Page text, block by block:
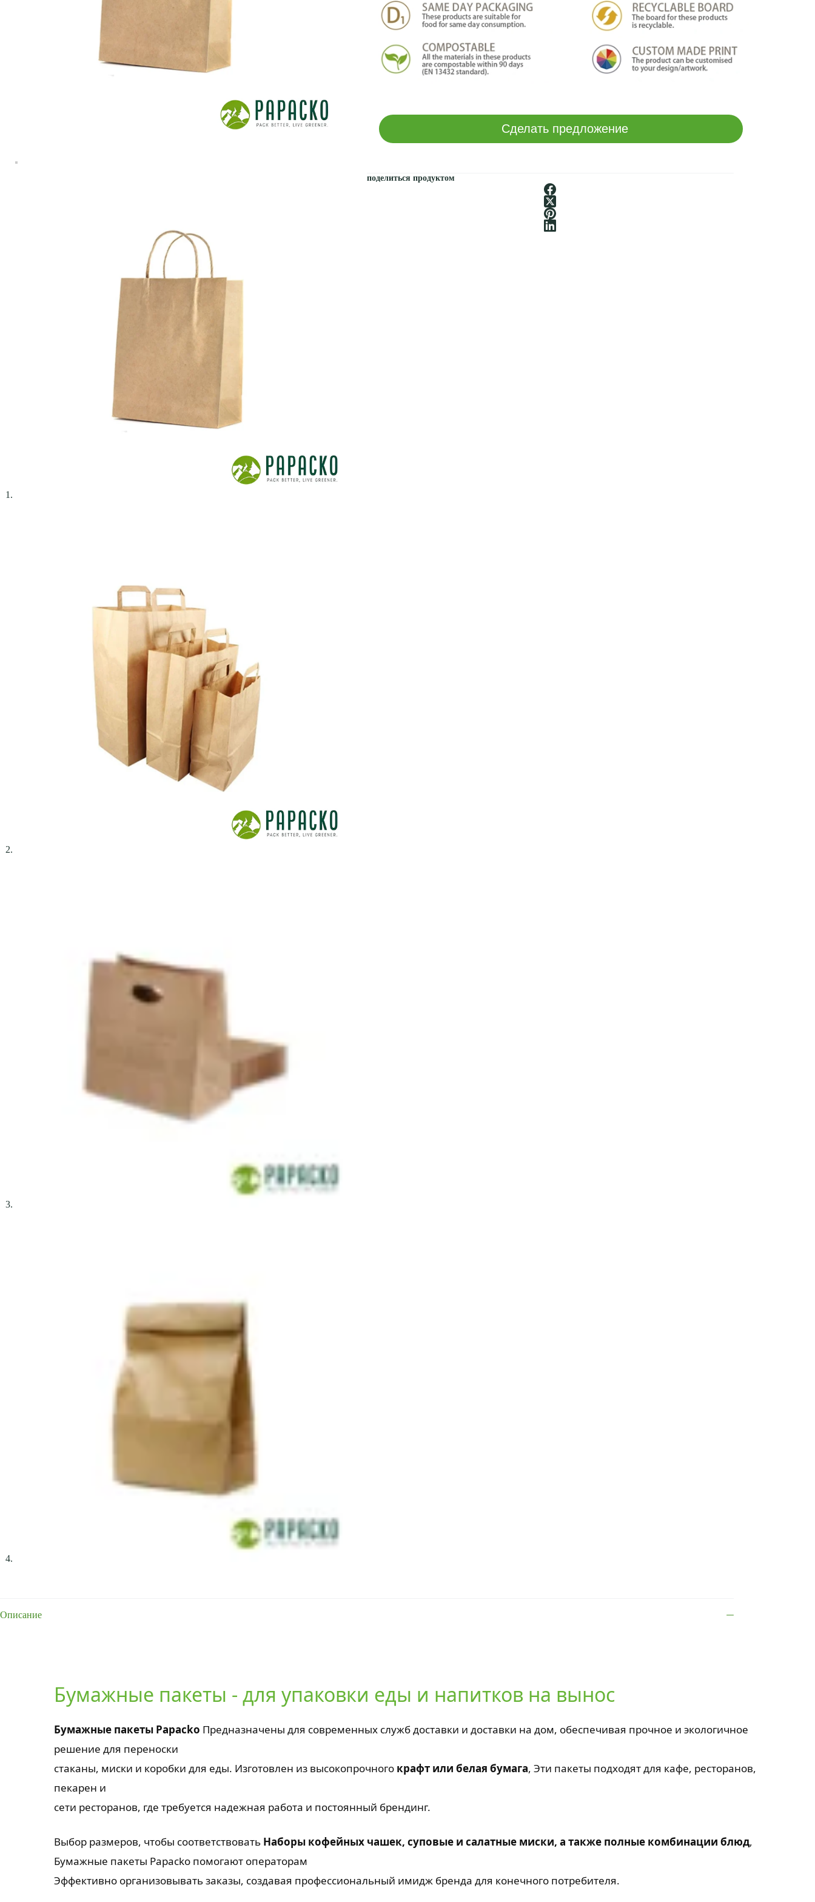
Сделать предложение
поделиться продуктом
Описание
Бумажные пакеты - для упаковки еды и напитков на вынос
Бумажные пакеты Papacko Предназначены для современных служб доставки и доставки на дом, обеспечивая прочное и экологичное
решение для переноски
стаканы, миски и коробки для еды. Изготовлен из высокопрочного крафт или белая бумага, Эти пакеты подходят для кафе, ресторанов,
пекарен и
сети ресторанов, где требуется надежная работа и постоянный брендинг.
Выбор размеров, чтобы соответствовать Наборы кофейных чашек, суповые и салатные миски, а также полные комбинации блюд,
Бумажные пакеты Papacko помогают операторам
Эффективно организовывать заказы, создавая профессиональный имидж бренда для конечного потребителя.